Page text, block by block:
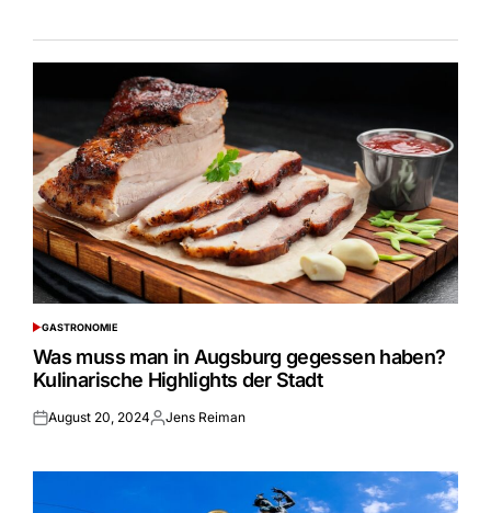
POSTED
IN
GASTRONOMIE
Was muss man in Augsburg gegessen haben?
Kulinarische Highlights der Stadt
Posted
August 20, 2024Posted
Jens Reiman